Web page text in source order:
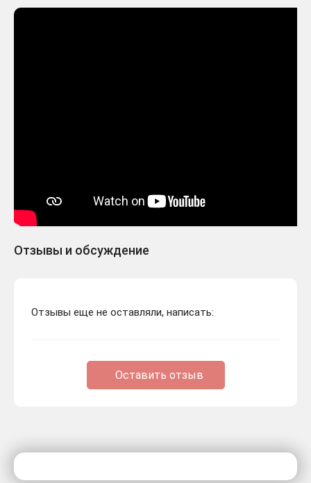
Отзывы и обсуждение
Отзывы еще не оставляли, написать:
Оставить отзыв